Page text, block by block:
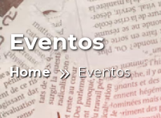
Eventos
Home Eventos